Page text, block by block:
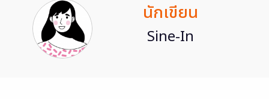
นักเขียน
Sine-In